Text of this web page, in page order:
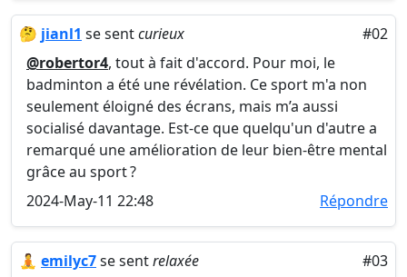
🤔 jianl1 se sentcurieux
#02
@robertor4, tout à fait d'accord. Pour moi, le
badminton a été une révélation. Ce sport m'a non
seulement éloigné des écrans, mais m’a aussi
socialisé davantage. Est-ce que quelqu'un d'autre a
remarqué une amélioration de leur bien-être mental
grâce au sport ?
2024-May-11 22:48
Répondre
🧘 emilyc7se sentrelaxée
#03